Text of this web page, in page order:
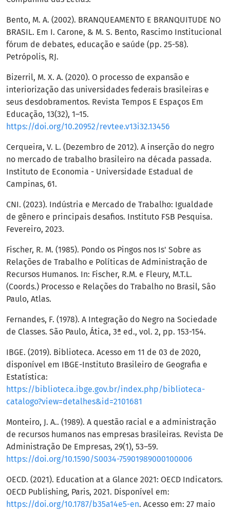
Bento, M. A. (2002). BRANQUEAMENTO E BRANQUITUDE NO
BRASIL. Em I. Carone, & M. S. Bento, Rascimo Institucional
fórum de debates, educação e saúde (pp. 25-58).
Petrópolis, RJ.
Bizerril, M. X. A. (2020). O processo de expansão e
interiorização das universidades federais brasileiras e
seus desdobramentos. Revista Tempos E Espaços Em
Educação, 13(32), 1–15.
https://doi.org/10.20952/revtee.v13i32.13456
Cerqueira, V. L. (Dezembro de 2012). A inserção do negro
no mercado de trabalho brasileiro na década passada.
Instituto de Economia - Universidade Estadual de
Campinas, 61.
CNI. (2023). Indústria e Mercado de Trabalho: Igualdade
de gênero e principais desafios. Instituto FSB Pesquisa.
Fevereiro, 2023.
Fischer, R. M. (1985). Pondo os Pingos nos Is' Sobre as
Relações de Trabalho e Políticas de Administração de
Recursos Humanos. In: Fischer, R.M. e Fleury, M.T.L.
(Coords.) Processo e Relações do Trabalho no Brasil, Sâo
Paulo, Atlas.
Fernandes, F. (1978). A Integração do Negro na Sociedade
de Classes. São Paulo, Ática, 3ª ed., vol. 2, pp. 153-154.
IBGE. (2019). Biblioteca. Acesso em 11 de 03 de 2020,
disponível em IBGE-Instituto Brasileiro de Geografia e
Estatística:
https://biblioteca.ibge.gov.br/index.php/biblioteca-
catalogo?view=detalhes&id=2101681
Monteiro, J. A.. (1989). A questão racial e a administração
de recursos humanos nas empresas brasileiras. Revista De
Administração De Empresas, 29(1), 53–59.
https://doi.org/10.1590/S0034-75901989000100006
OECD. (2021). Education at a Glance 2021: OECD Indicators.
OECD Publishing, Paris, 2021. Disponível em:
https://doi.org/10.1787/b35a14e5-en. Acesso em: 27 maio